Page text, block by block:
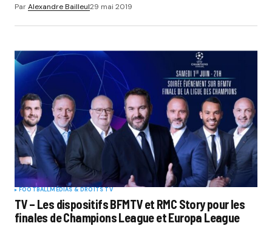
ParAlexandre Bailleul29 mai 2019
FOOTBALLMÉDIAS & DROITS TV
TV – Les dispositifs BFMTV et RMC Story pour les
finales de Champions League et Europa League